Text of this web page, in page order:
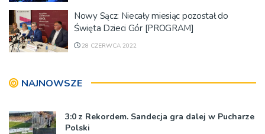
Nowy Sącz: Niecały miesiąc pozostał do
Święta Dzieci Gór [PROGRAM]
28 CZERWCA 2022
NAJNOWSZE
3:0 z Rekordem. Sandecja gra dalej w Pucharze
Polski